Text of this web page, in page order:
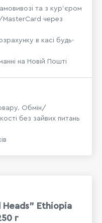
та з кур’єром
через
в касі будь-
на Новій Пошті
Обмін/
без зайвих питань
Heads" Ethiopia
г